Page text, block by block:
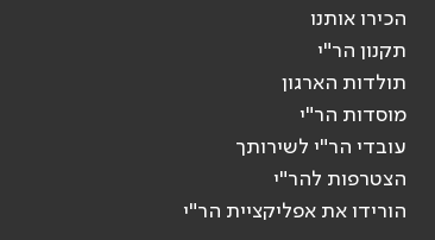
הכירו אותנו
תקנון הר"י
תולדות הארגון
מוסדות הר"י
עובדי הר"י לשירותך
הצטרפות להר"י
הורידו את אפליקציית הר"י